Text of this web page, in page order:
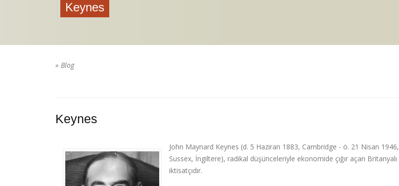
Keynes
» Blog
Keynes
John Maynard Keynes (d. 5 Haziran 1883, Cambridge - ö. 21 Nisan 1946,
Sussex, İngiltere), radikal düşünceleriyle ekonomide çığır açan Britanyalı
iktisatçıdır.